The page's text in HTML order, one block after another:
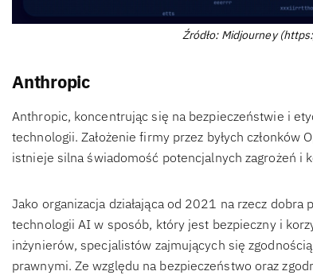
Źródło: Midjourney
Anthropic
Anthropic, koncentrując się na bezpieczeństwie i
technologii. Założenie firmy przez byłych
istnieje silna świadomość potencjalnych zagrożeń i
Jako organizacja działająca od 2021 na rzecz
technologii AI w sposób, który jest bezpieczny i
inżynierów, specjalistów zajmujących się
prawnymi. Ze względu na bezpieczeństwo oraz